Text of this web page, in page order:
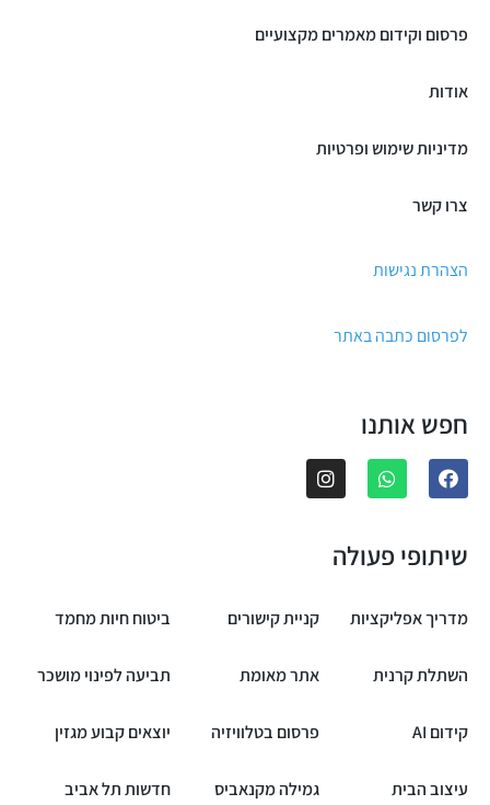
פרסום וקידום מאמרים מקצועיים
אודות
מדיניות שימוש ופרטיות
צרו קשר
הצהרת נגישות
לפרסום כתבה באתר
חפש אותנו
שיתופי פעולה
מדריך אפליקציות קניית קישורים ביטוח חיות מחמד
השתלת קרנית אתר מאומת תביעה לפינוי מושכר
קידום AI פרסום בטלוויזיה יוצאים קבוע מגזין
עיצוב הבית גמילה מקנאביס חדשות תל אביב